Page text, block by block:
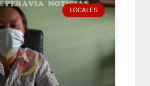
LOCALES